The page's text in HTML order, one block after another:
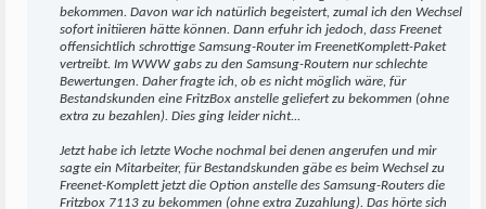
bekommen. Davon war ich natürlich begeistert, zumal ich den Wechsel
sofort initiieren hätte können. Dann erfuhr ich jedoch, dass Freenet
offensichtlich schrottige Samsung-Router im FreenetKomplett-Paket
vertreibt. Im WWW gabs zu den Samsung-Routern nur schlechte
Bewertungen. Daher fragte ich, ob es nicht möglich wäre, für
Bestandskunden eine FritzBox anstelle geliefert zu bekommen (ohne
extra zu bezahlen). Dies ging leider nicht...
Jetzt habe ich letzte Woche nochmal bei denen angerufen und mir
sagte ein Mitarbeiter, für Bestandskunden gäbe es beim Wechsel zu
Freenet-Komplett jetzt die Option anstelle des Samsung-Routers die
Fritzbox 7113 zu bekommen (ohne extra Zuzahlung). Das hörte sich